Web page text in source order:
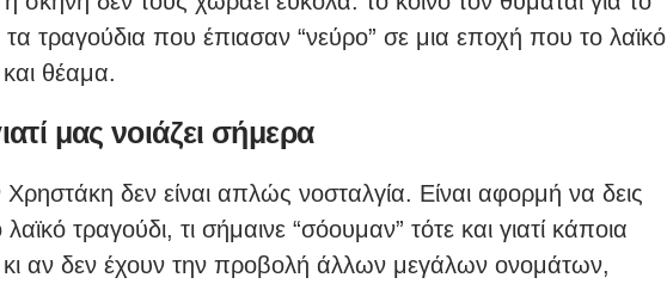
τα τραγούδια που έπιασαν “νεύρο” σε μια εποχή που το λαϊκό
θέαμα.
μας νοιάζει σήμερα
δεν είναι απλώς νοσταλγία. Είναι αφορμή να δεις
τραγούδι, τι σήμαινε “σόουμαν” τότε και γιατί κάποια
αν δεν έχουν την προβολή άλλων μεγάλων ονομάτων,